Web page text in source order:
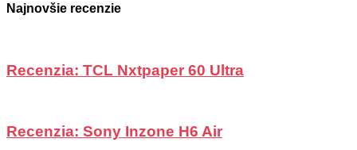
Najnovšie recenzie
Recenzia: TCL Nxtpaper 60 Ultra
Recenzia: Sony Inzone H6 Air